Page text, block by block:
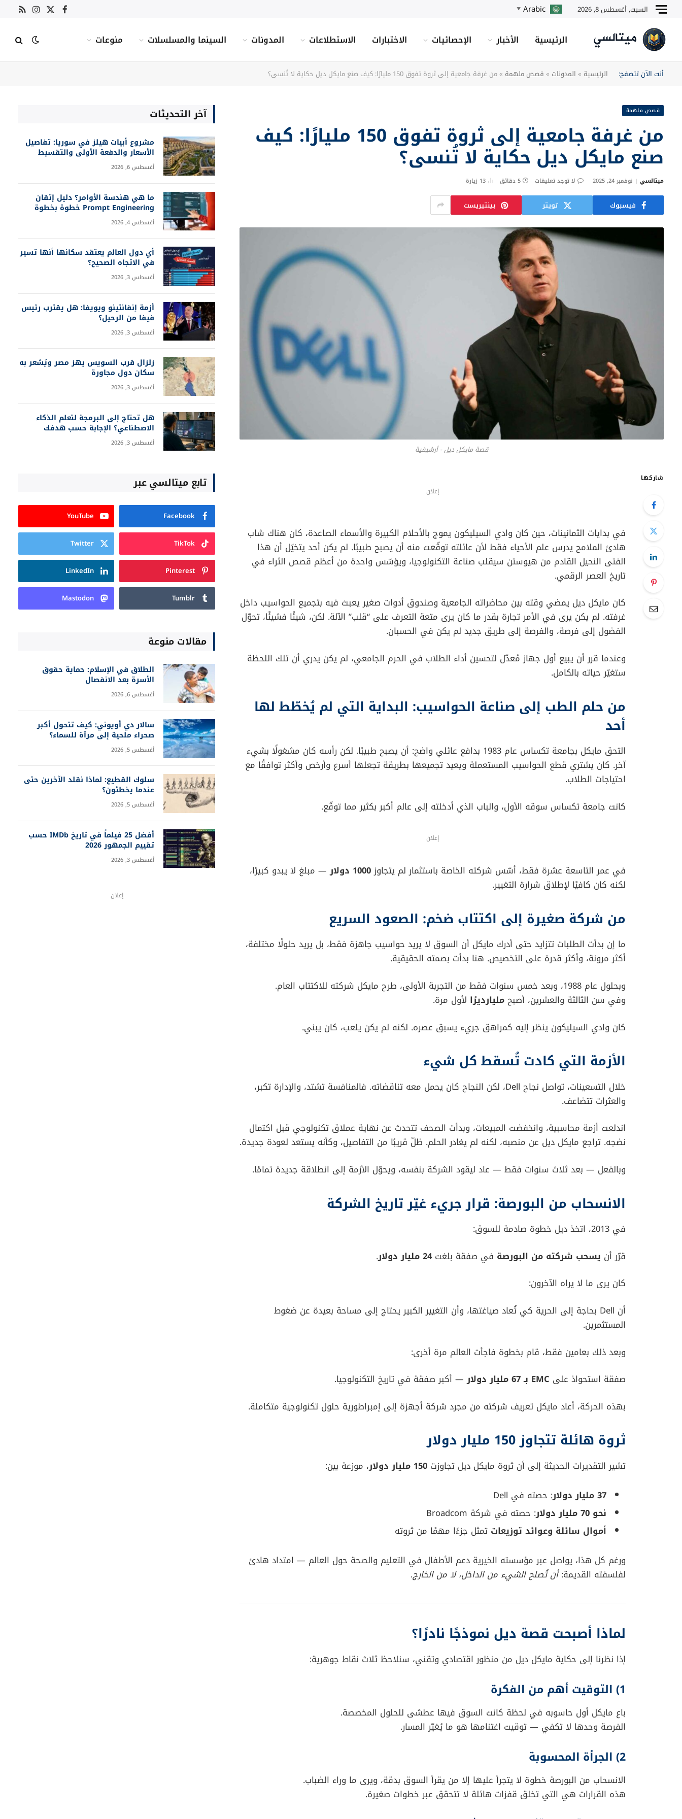
السبت, أغسطس 8, 2026 Arabic
▼ فيسبوك
X الانستغرام
RSS
الرئيسية الأخبار الإحصائيات الاختبارات الاستطلاعات المدونات السينما والمسلسلات منوعات
أنت الآن تتصفح: الرئيسية » المدونات » قصص ملهمة »من غرفة جامعية إلى ثروة تفوق 150 مليارًا: كيف صنع مايكل ديل حكاية لا تُنسى؟
قصص ملهمة
من غرفة جامعية إلى ثروة تفوق 150 مليارًا: كيف
صنع مايكل ديل حكاية لا تُنسى؟
ميتالسي نوفمبر 24, 2025 لا توجد تعليقات 5 دقائق 13 زيارة
فيسبوك تويتر بينتيريست
قصة مايكل ديل - أرشيفية
شاركها
إعلان
في بدايات الثمانينات، حين كان وادي السيليكون يموج بالأحلام الكبيرة والأسماء الصاعدة، كان هناك شاب
الفتى النحيل القادم من هيوستن سيقلب صناعة التكنولوجيا، ويؤسّس واحدة من أعظم قصص الثراء في
تاريخ العصر الرقمي.
كان مايكل ديل يمضي وقته بين محاضراته الجامعية وصندوق أدوات صغير يعبث فيه بتجميع الحواسيب داخل
غرفته. لم يكن يرى في الأمر تجارة بقدر ما كان يرى متعة التعرف على “قلب” الآلة. لكن، شيئًا فشيئًا، تحوّل
الفضول إلى فرصة، والفرصة إلى طريق جديد لم يكن في الحسبان.
وعندما قرر أن يبيع أول جهاز مُعدّل لتحسين أداء الطلاب في الحرم الجامعي، لم يكن يدري أن تلك اللحظة
ستغيّر حياته بالكامل.
من حلم الطب إلى صناعة الحواسيب: البداية التي لم يُخطّط لها
أحد
احتياجات الطلاب.
كانت جامعة تكساس سوقه الأول، والباب الذي أدخلته إلى عالم أكبر بكثير مما توقّع.
إعلان
لكنه كان كافيًا لإطلاق شرارة التغيير.
من شركة صغيرة إلى اكتتاب ضخم: الصعود السريع
ما إن بدأت الطلبات تتزايد حتى أدرك مايكل أن السوق لا يريد حواسيب جاهزة فقط، بل يريد حلولًا مختلفة،
وفي سن الثالثة والعشرين، أصبح
كان وادي السيليكون ينظر إليه كمراهق جريء يسبق عصره. لكنه لم يكن يلعب، كان يبني.
الأزمة التي كادت تُسقط كل شيء
خلال التسعينات، تواصل نجاح Dell، لكن النجاح كان يحمل معه تناقضاته. فالمنافسة تشتد، والإدارة تكبر،
والعثرات تتضاعف.
اندلعت أزمة محاسبية، وانخفضت المبيعات، وبدأت الصحف تتحدث عن نهاية عملاق تكنولوجي قبل اكتمال
الانسحاب من البورصة: قرار جريء غيّر تاريخ الشركة
في 2013، اتخذ ديل خطوة صادمة للسوق:
يسحب شركته من البورصة في صفقة بلغت
كان يرى ما لا يراه الآخرون:
وبعد ذلك بعامين فقط، قام بخطوة فاجأت العالم مرة أخرى:
صفقة استحواذ علىEMC بـ 67 مليار دولار
— أكبر صفقة في تاريخ التكنولوجيا.
بهذه الحركة، أعاد مايكل تعريف شركته من مجرد شركة أجهزة إلى إمبراطورية حلول تكنولوجية متكاملة.
ثروة هائلة تتجاوز 150 مليار دولار
تشير التقديرات الحديثة إلى أن ثروة مايكل ديل تجاوزت
37 مليار دولار
: حصته في Dell
نحو 70 مليار دولار
: حصته في شركة Broadcom
أموال سائلة وعوائد توزيعات
تمثل جزءًا مهمًا من ثروته
آخر التحديثات
مشروع أبيات هيلز في سوريا: تفاصيل
الأسعار والدفعة الأولى والتقسيط
أغسطس 6, 2026
ما هي هندسة الأوامر؟ دليل إتقان
Prompt Engineering خطوة بخطوة
أغسطس 4, 2026
أي دول العالم يعتقد سكانها أنها تسير
في الاتجاه الصحيح؟
أغسطس 3, 2026
أزمة إنفانتينو ويويفا: هل يقترب رئيس
فيفا من الرحيل؟
أغسطس 3, 2026
زلزال قرب السويس يهز مصر ويُشعر به
سكان دول مجاورة
أغسطس 3, 2026
هل تحتاج إلى البرمجة لتعلم الذكاء
الاصطناعي؟ الإجابة حسب هدفك
أغسطس 3, 2026
تابع ميتالسي عبر
Facebook
YouTube
TikTok
Twitter
Pinterest
LinkedIn
Tumblr
Mastodon
مقالات منوعة
الطلاق في الإسلام: حماية حقوق
الأسرة بعد الانفصال
أغسطس 6, 2026
سالار دي أويوني: كيف تتحول أكبر
صحراء ملحية إلى مرآة للسماء؟
أغسطس 5, 2026
سلوك القطيع: لماذا نقلد الآخرين حتى
عندما يخطئون؟
أغسطس 5, 2026
أفضل 25 فيلماً في تاريخ IMDb حسب
تقييم الجمهور 2026
أغسطس 3, 2026
إعلان